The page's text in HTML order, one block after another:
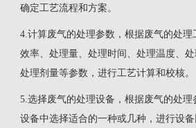
确定工艺流程和方案。
4.计算废气的处理参数，根据废气的处
效率、处理量、处理时间、处理温度、处
处理剂量等参数，进行工艺计算和校核。
5.选择废气的处理设备，根据废气的处
设备中选择适合的一种或几种，进行设